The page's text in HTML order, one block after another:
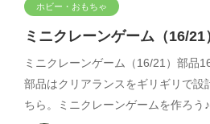
ホビー・おもちゃ
ミニクレーンゲーム（16/21
ミニクレーンゲーム（16/21）部品
部品はクリアランスをギリギリで設
ちら。ミニクレーンゲームを作ろう♪